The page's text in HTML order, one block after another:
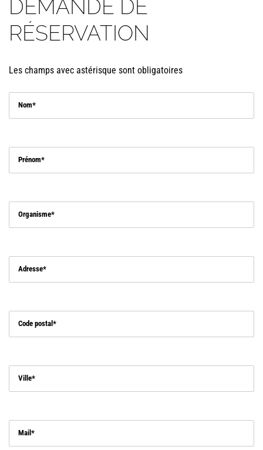
DEMANDE DE
RÉSERVATION
Les champs avec astérisque sont obligatoires
Nom
Prénom
Organisme
Adresse
Code postal
Ville
Mail